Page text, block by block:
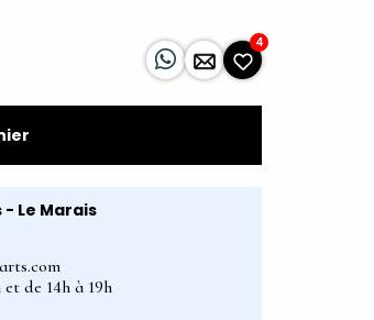
4
- Le Marais
de 14h à 19h